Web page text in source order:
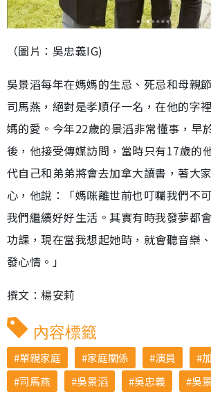
（圖片：吳忠義IG)
吳景滔每年在媽媽的生忌、死忌和母親
司馬燕，絕對是孝順仔一名，在他的字
媽的愛。今年22歲的景滔非常懂事，早
後，他接受傳媒訪問，當時只有17歲的
代自己和弟弟將會去加拿大讀書，著大
心，他說：「媽咪離世前也叮囑我們不
我們繼續好好生活。其實有時我發夢都
功課，現在當我想起她時，就會聽音樂
發心情。」
撰文：楊安莉
內容標籤
單親家庭 家庭關係 演員
司馬燕
吳景滔 吳忠義 吳